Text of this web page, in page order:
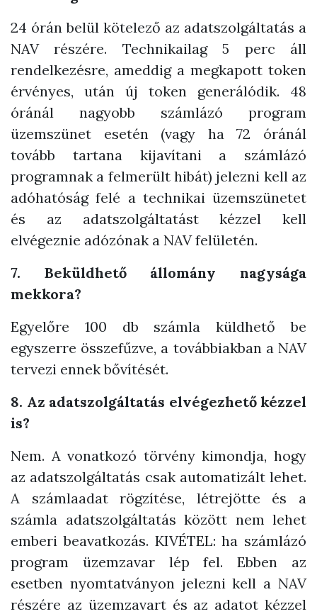
24 órán belül kötelező az adatszolgáltatás a
NAV részére. Technikailag 5 perc áll
rendelkezésre, ameddig a megkapott token
érvényes, után új token generálódik. 48
óránál nagyobb számlázó program
üzemszünet esetén (vagy ha 72 óránál
tovább tartana kijavítani a számlázó
programnak a felmerült hibát) jelezni kell az
adóhatóság felé a technikai üzemszünetet
és az adatszolgáltatást kézzel kell
elvégeznie adózónak a NAV felületén.
7. Beküldhető állomány nagysága
mekkora?
Egyelőre 100 db számla küldhető be
egyszerre összefűzve, a továbbiakban a NAV
tervezi ennek bővítését.
8. Az adatszolgáltatás elvégezhető kézzel
is?
Nem. A vonatkozó törvény kimondja, hogy
az adatszolgáltatás csak automatizált lehet.
A számlaadat rögzítése, létrejötte és a
számla adatszolgáltatás között nem lehet
emberi beavatkozás. KIVÉTEL: ha számlázó
program üzemzavar lép fel. Ebben az
esetben nyomtatványon jelezni kell a NAV
részére az üzemzavart és az adatot kézzel